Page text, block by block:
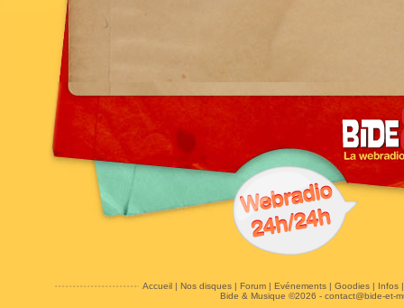
Accueil| Nos disques| Forum| Evénements| Goodies| Infos
Bide & Musique ©2026 - contact@bide-et-